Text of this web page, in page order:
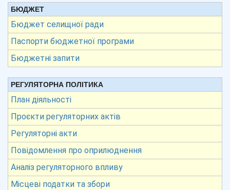
БЮДЖЕТ
Бюджет селищної ради
Паспорти бюджетної програми
Бюджетні запити
РЕГУЛЯТОРНА ПОЛІТИКА
План діяльності
Проєкти регуляторних актів
Регуляторні акти
Повідомлення про оприлюднення
Аналіз регуляторного впливу
Місцеві податки та збори